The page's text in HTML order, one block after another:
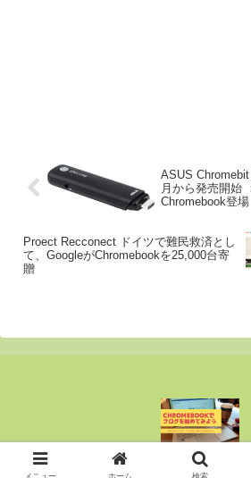
ASUS
月から発売開始
Chromebook登場
Proect Recconect ドイツで難民救済とし
て、GoogleがChromebookを25,000台寄
贈
Copyright © 2015-2026 ぶんじん
メニュー ホーム 検索